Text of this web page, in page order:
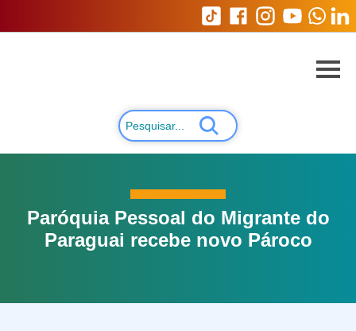
Paróquia Pessoal do Migrante do
Paraguai recebe novo Pároco